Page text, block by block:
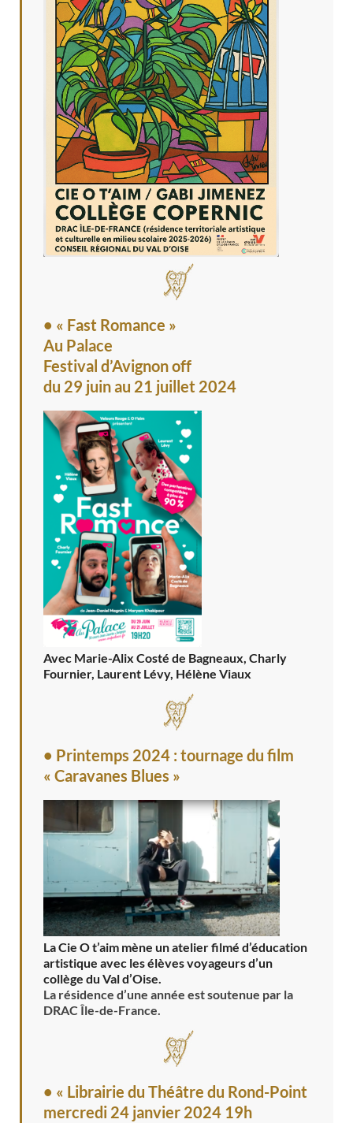
• « Fast Romance »
Au Palace
Festival d’Avignon off
du 29 juin au 21 juillet 2024
Avec Marie-Alix Costé de Bagneaux, Charly
Fournier, Laurent Lévy, Hélène Viaux
• Printemps 2024 : tournage du film
« Caravanes Blues »
La Cie O t’aim mène un atelier filmé d’éducation
artistique avec les élèves voyageurs d’un
collège du Val d’Oise.
La résidence d’une année est soutenue par la
DRAC Île-de-France.
• « Librairie du Théâtre du Rond-Point
mercredi 24 janvier 2024 19h